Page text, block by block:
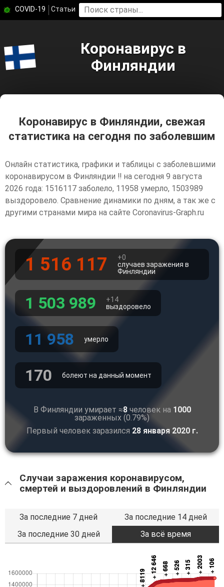
COVID-19 Статьи
Коронавирус в
Финляндии
Коронавирус в Финляндии, свежая
статистика на сегодня по заболевшим
Онлайн статистика, графики и таблицы с заболевшими
коронавирусом в Финляндии ‼️ на сегодня 9 августа
2026 года: 1516117 заболело, 11958 умерло, 1503989
выздоровело. Сравнение динамики по дням, а так же с
другими странами мира на сайте Coronavirus-Graph.ru
1 516 117
+0
случаев заражения в
Финляндии
1 503 989
+14
выздоровело
11 958 умерло
170 болеют на данный момент
В Финляндии умирает ≈8человек на 1000
зараженных (0.79%)
Первый человек заразился 28 января 2020 г.
Случаи заражения коронавирусом,
смертей и выздоровлений в Финляндии
За последние 7 дней
За последние 14 дней
За последние 30 дней
За всё время